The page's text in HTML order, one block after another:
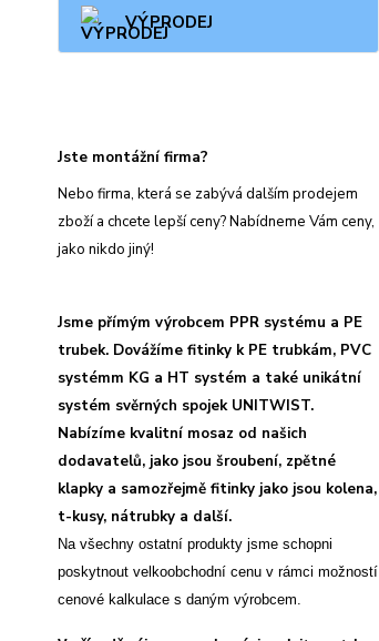
VÝPRODEJ
Jste montážní firma?
Nebo firma, která se zabývá dalším prodejem
zboží a chcete lepší ceny? Nabídneme Vám ceny,
jako nikdo jiný!
Jsme přímým výrobcem PPR systému a PE
trubek. Dovážíme fitinky k PE trubkám, PVC
systémm KG a HT systém a také unikátní
systém svěrných spojek UNITWIST.
Nabízíme kvalitní mosaz od našich
dodavatelů, jako jsou šroubení, zpětné
klapky a samozřejmě fitinky jako jsou kolena,
t-kusy, nátrubky a další.
Na všechny ostatní produkty jsme schopni
poskytnout velkoobchodní cenu v rámci možností
cenové kalkulace s daným výrobcem.